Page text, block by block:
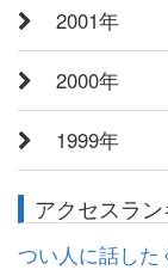
2001年
2000年
1999年
アクセスラ
つい人に話し